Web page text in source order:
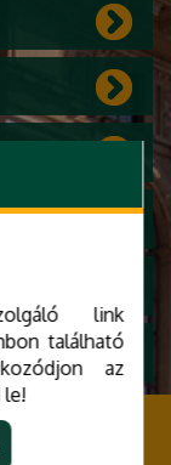
link
található
az
le!